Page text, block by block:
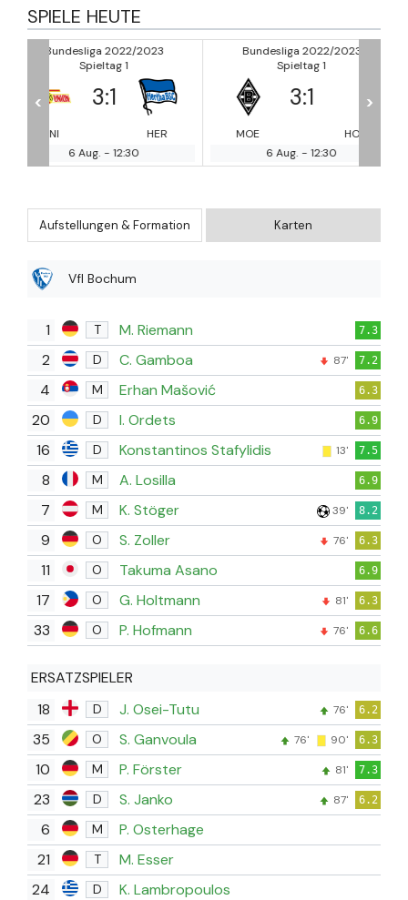
SPIELE HEUTE
Bundesliga 2022/2023
Spieltag 1
3:1
6 Aug.
Bundesliga 2022/2023
Spieltag 1
6 Aug.
< >
Aufstellungen & Formation Karten
Vfl Bochum
1 T M. Riemann 7.3
2 D C. Gamboa 87' 7.2
4 M Erhan Mašović 6.3
20 D I. Ordets 6.9
16 D Konstantinos Stafylidis 13' 7.5
8 M A. Losilla 6.9
7 M K. Stöger 39' 8.2
9 O S. Zoller 76' 6.3
11 O Takuma Asano 6.9
17 O G. Holtmann 81' 6.3
33 O P. Hofmann 76' 6.6
ERSATZSPIELER
18
D J. Osei-Tutu 76' 6.2
35 O S. Ganvoula 76' 90' 6.3
10 M P. Förster 81' 7.3
23 D S. Janko 87' 6.2
6 M
P. Osterhage
21
T
M. Esser
24
D
K. Lambropoulos